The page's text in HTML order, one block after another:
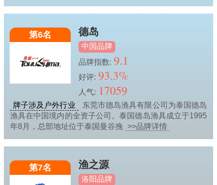
第6名 德岛
中国品牌
品牌指数: 9.1
好评: 93.3%
人气: 17059
牌子涉及户外行业
东莞市德岛渔具有限公司为泰国德岛
渔具在中国境内的全资子公司。泰国德岛渔具成立于1995
年8月，总部地址位于泰国曼谷挽 >>品牌详情
第7名 渔之源
洛阳品牌